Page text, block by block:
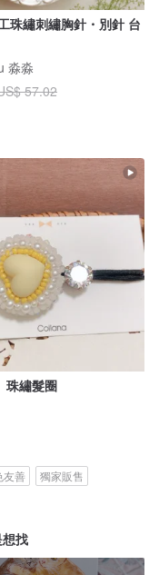
珠繡刺繡胸針・別針 台
淼淼
57.02
珠繡髮圈
友善 獨家販售
找